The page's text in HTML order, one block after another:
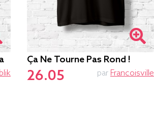
Ça Ne Tourne Pas Rond !
26.05 par Francoisville